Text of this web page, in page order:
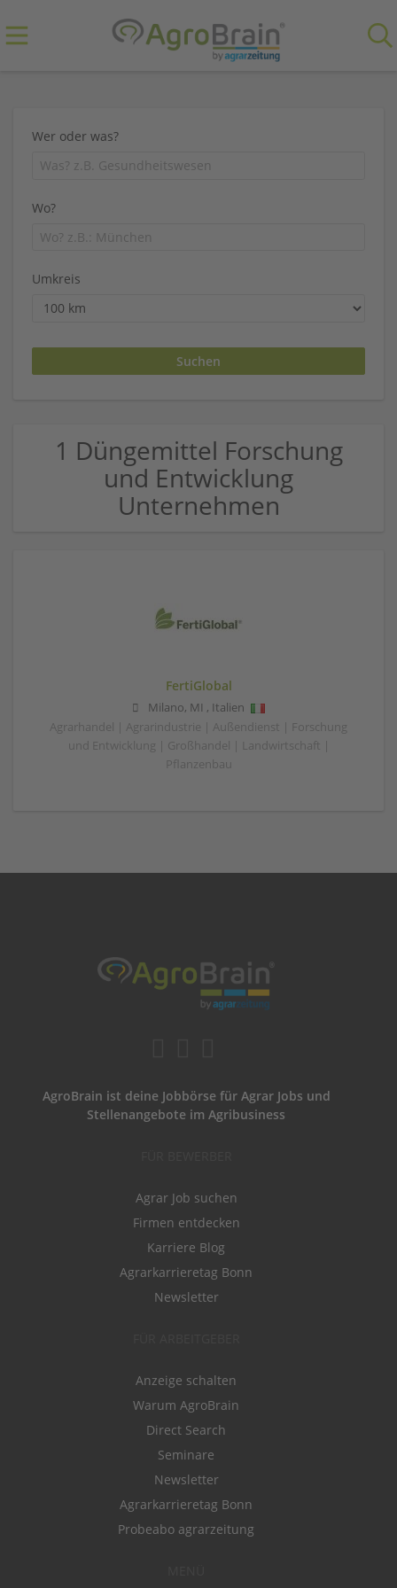
Wer oder was?
Wo?
Umkreis
1 Düngemittel Forschung
und Entwicklung
Unternehmen
FertiGlobal
Milano, MI , Italien
Agrarhandel | Agrarindustrie | Außendienst | Forschung
und Entwicklung | Großhandel | Landwirtschaft |
Pflanzenbau
AgroBrain ist deine Jobbörse für Agrar Jobs und
Stellenangebote im Agribusiness
Agrar Job suchen
Firmen entdecken
Karriere Blog
Agrarkarrieretag Bonn
Newsletter
Anzeige schalten
Warum AgroBrain
Direct Search
Seminare
Newsletter
Agrarkarrieretag Bonn
Probeabo agrarzeitung